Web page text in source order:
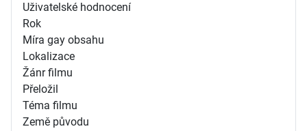
Uživatelské hodnocení
Rok
Míra gay obsahu
Lokalizace
Žánr filmu
Přeložil
Téma filmu
Země původu